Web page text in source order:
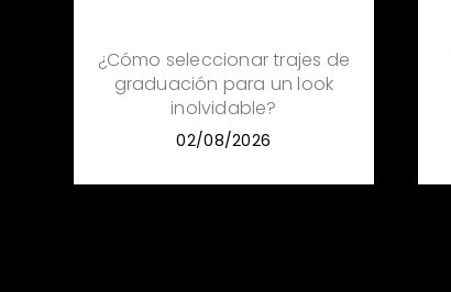
¿Cómo seleccionar trajes de
graduación para un look
inolvidable?
02/08/2026